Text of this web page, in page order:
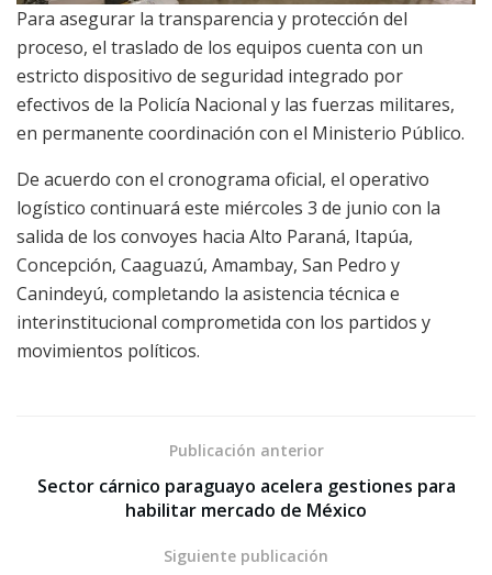
Para asegurar la transparencia y protección del
proceso, el traslado de los equipos cuenta con un
estricto dispositivo de seguridad integrado por
efectivos de la Policía Nacional y las fuerzas militares,
en permanente coordinación con el Ministerio Público.
De acuerdo con el cronograma oficial, el operativo
logístico continuará este miércoles 3 de junio con la
salida de los convoyes hacia Alto Paraná, Itapúa,
Concepción, Caaguazú, Amambay, San Pedro y
Canindeyú, completando la asistencia técnica e
interinstitucional comprometida con los partidos y
movimientos políticos.
Publicación anterior
Sector cárnico paraguayo acelera gestiones para
habilitar mercado de México
Siguiente publicación